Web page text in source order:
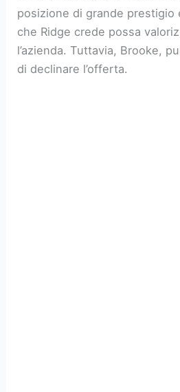
posizione di grande prestigio
che Ridge crede possa
l’azienda. Tuttavia, Brooke,
di declinare l’offerta.